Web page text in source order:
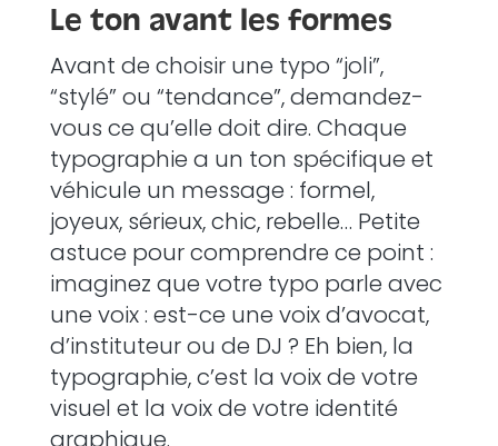
Le ton avant les formes
Avant de choisir une typo “joli”,
“stylé” ou “tendance”, demandez-
vous ce qu’elle doit dire. Chaque
typographie a un ton spécifique et
véhicule un message : formel,
joyeux, sérieux, chic, rebelle… Petite
astuce pour comprendre ce point :
imaginez que votre typo parle avec
une voix : est-ce une voix d’avocat,
d’instituteur ou de DJ ? Eh bien, la
typographie, c’est la voix de votre
visuel et la voix de votre identité
graphique.